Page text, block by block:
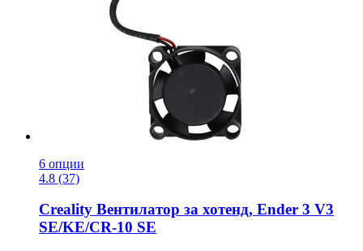
6 опции
4.8 (37)
Creality Вентилатор за хотенд, Ender 3 V3
SE/KE/CR-​10 SE